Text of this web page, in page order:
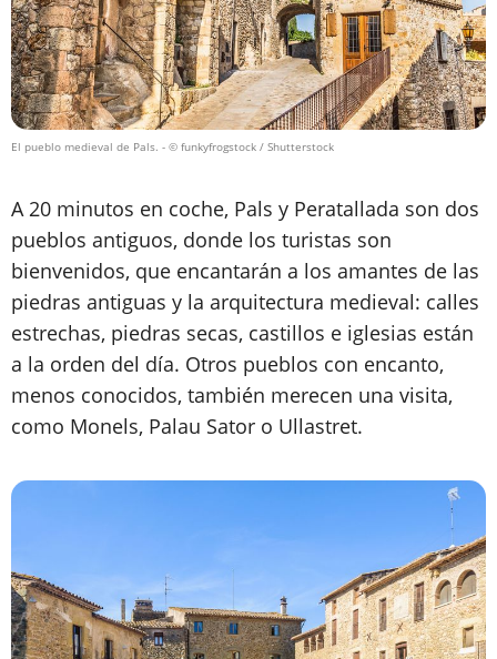
El pueblo medieval de Pals. - © funkyfrogstock / Shutterstock
A 20 minutos en coche, Pals y Peratallada son dos
pueblos antiguos, donde los turistas son
bienvenidos, que encantarán a los amantes de las
piedras antiguas y la arquitectura medieval: calles
estrechas, piedras secas, castillos e iglesias están
a la orden del día. Otros pueblos con encanto,
menos conocidos, también merecen una visita,
como Monels, Palau Sator o Ullastret.